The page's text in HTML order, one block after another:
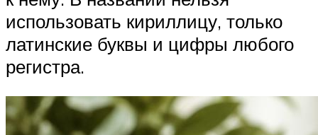
использовать кириллицу, только
латинские буквы и цифры любого
регистра.